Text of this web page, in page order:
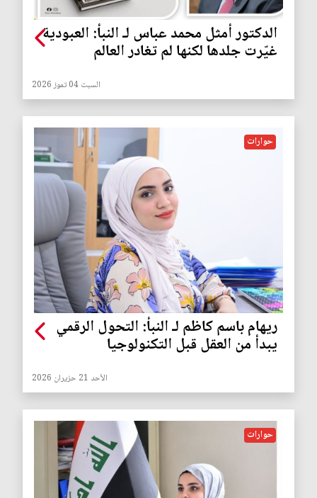
الدكتور أمثل محمد عباس لـ النبأ: العبودية
غيّرت جلدها لكنها لم تغادر العالم
السبت 04 تموز 2026
حوارات
ريهام باسم كاظم لـ النبأ: التحول الرقمي
يبدأ من العقل قبل التكنولوجيا
الأحد 21 حزيران 2026
حوارات